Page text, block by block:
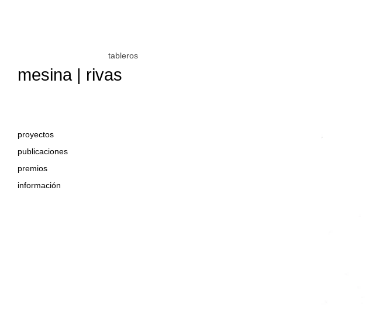
proyectos
publicaciones
premios
información
mesina | rivas
tableros